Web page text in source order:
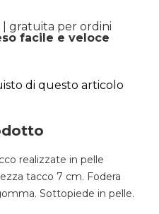
| gratuita per ordini
facile e veloce
di questo articolo
realizzate in pelle
tacco 7 cm. Fodera
Sottopiede in pelle.